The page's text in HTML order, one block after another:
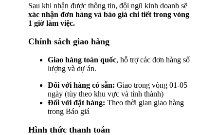
Sau khi nhận được thông tin, đội ngũ kinh doanh sẽ
xác nhận đơn hàng và báo giá chi tiết trong vòng
1 giờ làm việc.
Chính sách giao hàng
Giao hàng toàn quốc, hỗ trợ các đơn hàng số
lượng và dự án.
Đối với hàng có sẵn: Giao trong vòng 01-05
ngày (tùy theo khu vực và tỉnh thành)
Đối với đặt hàng: Theo thời gian giao hàng
trong Báo giá
Hình thức thanh toán